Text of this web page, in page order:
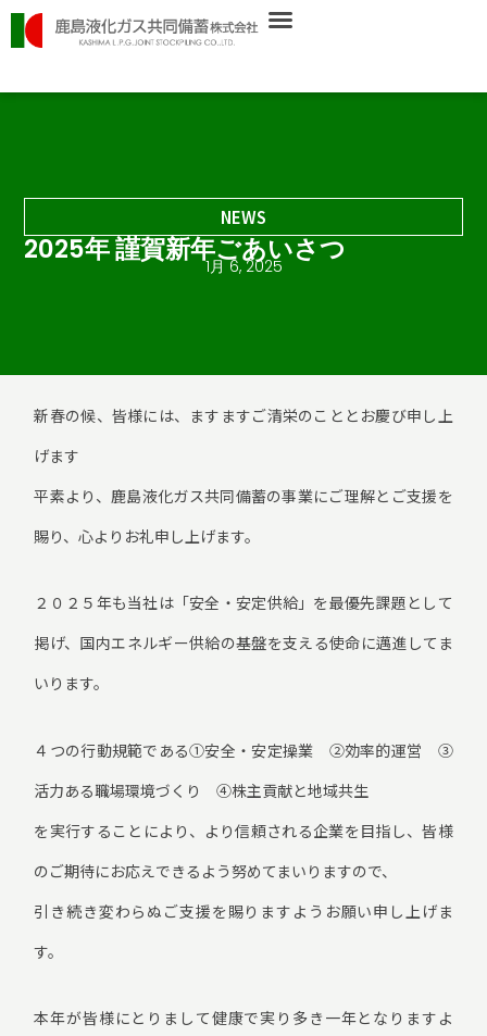
内
ス
NEWS
2025年 謹賀新年ごあいさつ
1月 6, 2025
新春の候、皆様には、ますますご清栄のこととお慶び申し上
げます
平素より、鹿島液化ガス共同備蓄の事業にご理解とご支援を
賜り、心よりお礼申し上げます。
２０２５年も当社は「安全・安定供給」を最優先課題として
掲げ、国内エネルギー供給の基盤を支える使命に邁進してま
いります。
４つの行動規範である①安全・安定操業 ②効率的運営 ③
活力ある職場環境づくり ④株主貢献と地域共生
を実行することにより、より信頼される企業を目指し、皆様
のご期待にお応えできるよう努めてまいりますので、
引き続き変わらぬご支援を賜りますようお願い申し上げま
す。
本年が皆様にとりまして健康で実り多き一年となりますよ